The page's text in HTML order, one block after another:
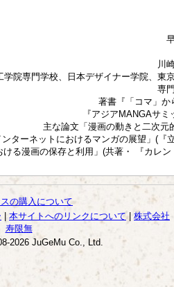
川
学院専門学校、日本デザイナー学院、東
専
著書『「コマ」か
『アジアMANGAサ
主な論文「漫画の動きと二次元
ンターネットにおけるマンガの展望」(『
ける漫画の保存と利用」(共著・ 『カレ
の購入について
本サイトへのリンクについて| 株式会社
寿限無
2026 JuGeMu Co., Ltd.